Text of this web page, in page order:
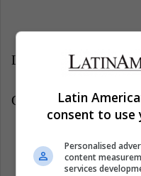
LatinAmerican Post |
Copy edited by
Latin
consent to use
Personalised
content
services